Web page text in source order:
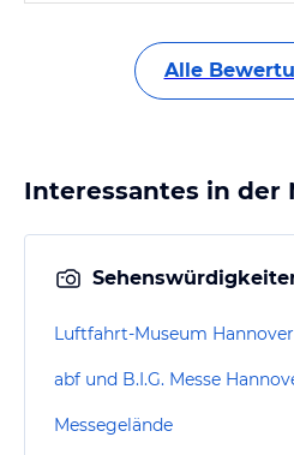
Alle
Interessantes in der
Luftfahrt-Museum Hannover
abf und B.I.G. Messe
Messegelände